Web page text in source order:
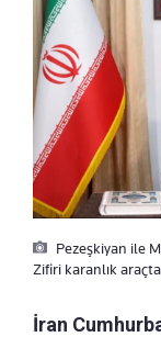
Pezeşkiyan ile
Zifiri karanlık
İran